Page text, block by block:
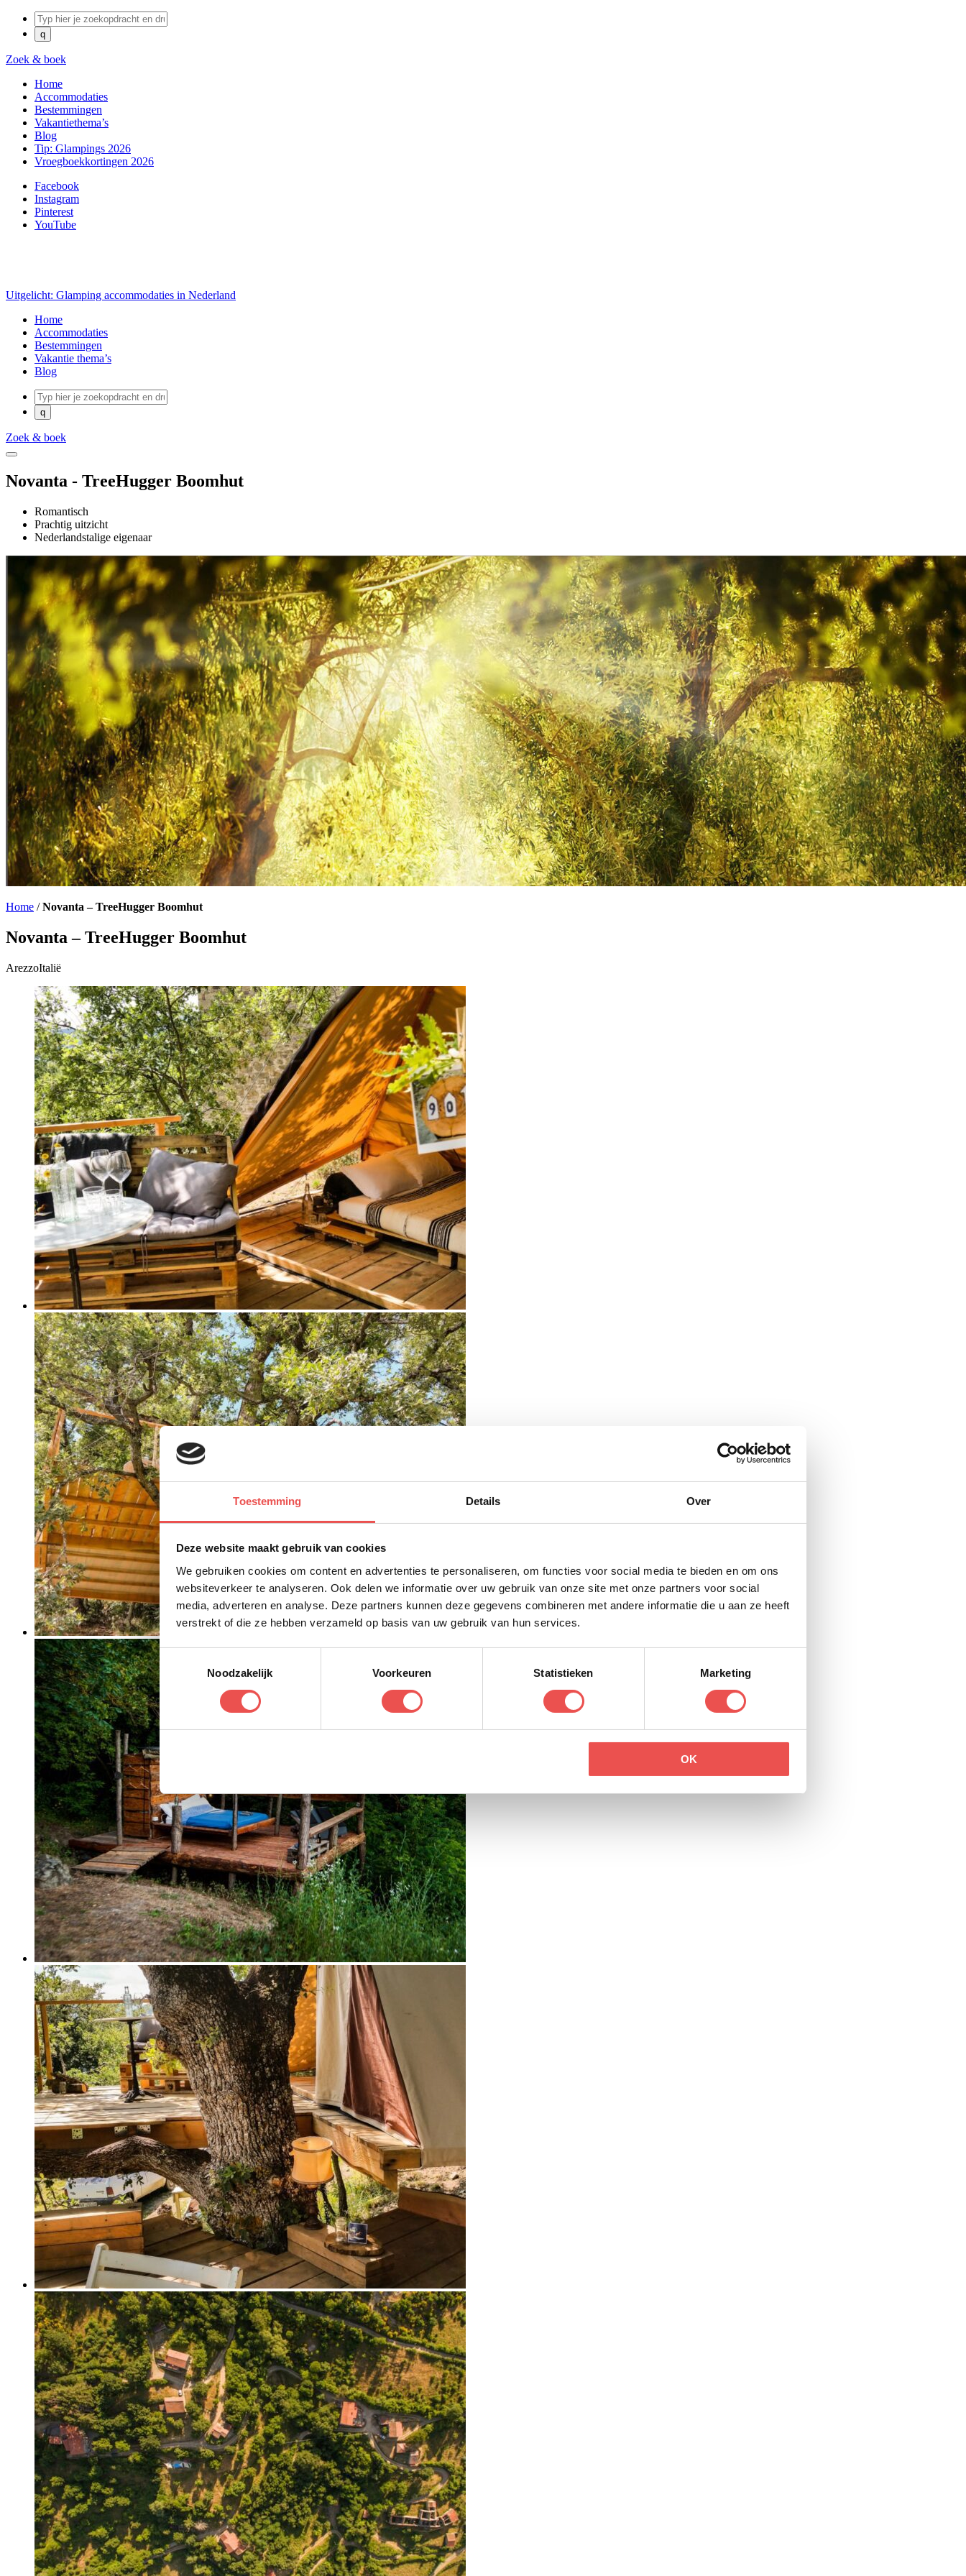
Toestemming Details Over
Deze website maakt gebruik van cookies
We gebruiken cookies om content en advertenties te personaliseren, om functies voor social media te bieden en om ons
websiteverkeer te analyseren. Ook delen we informatie over uw gebruik van onze site met onze partners voor social
media, adverteren en analyse. Deze partners kunnen deze gegevens combineren met andere informatie die u aan ze heeft
verstrekt of die ze hebben verzameld op basis van uw gebruik van hun services.
Toestemmingsselectie
Noodzakelijk
Voorkeuren Statistieken Marketing
OK
Zoek & boek
Home
Accommodaties
Bestemmingen
Vakantiethema’s
Blog
Tip: Glampings 2026
Vroegboekkortingen 2026
Facebook
Instagram
Pinterest
YouTube
Uitgelicht: Glamping accommodaties in Nederland
Home
Accommodaties
Bestemmingen
Vakantie thema’s
Blog
Zoek & boek
Novanta - TreeHugger Boomhut
Romantisch
Prachtig uitzicht
Nederlandstalige eigenaar
Home /Novanta – TreeHugger Boomhut
Novanta – TreeHugger Boomhut
ArezzoItalië